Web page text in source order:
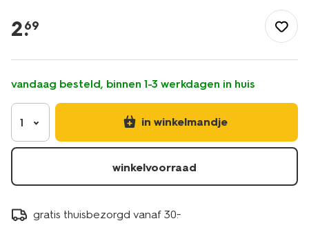
cadeau/versiering/ballonnen/folieballon-
kroon-
confetti-
14260072.html
2.
69
vandaag besteld, binnen 1-3 werkdagen in huis
1 in winkelmandje
winkelvoorraad
gratis thuisbezorgd vanaf 30.-